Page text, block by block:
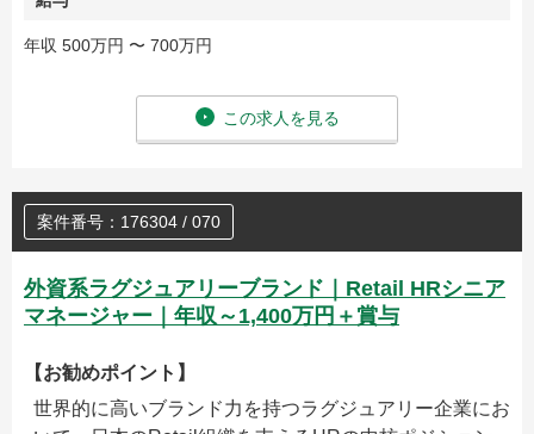
年収 500万円 〜 700万円
この求人を見る
案件番号：176304 / 070
外資系ラグジュアリーブランド｜Retail HRシニア
マネージャー｜年収～1,400万円＋賞与
【お勧めポイント】
世界的に高いブランド力を持つラグジュアリー企業にお